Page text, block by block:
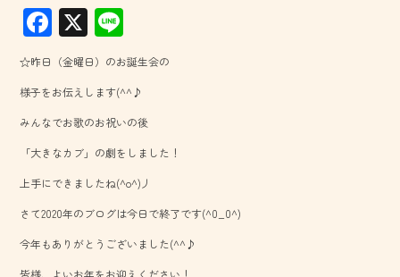
F
ac
e
b
o
ok
X
ne
☆昨日（金曜日）のお誕生会の
様子をお伝えします(^^♪
みんなでお歌のお祝いの後
「大きなカブ」の劇をしました！
上手にできましたね(^o^)丿
さて2020年のブログは今日で終了です(^0_0^)
今年もありがとうございました(^^♪
皆様、よいお年をお迎えください！